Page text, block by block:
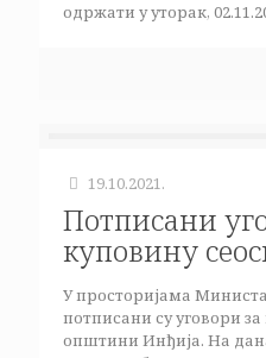
одржати у уторак,
19.10.2021.
Потписани
куповину
У просторијама
потписани су уговори
општини Инђија. На